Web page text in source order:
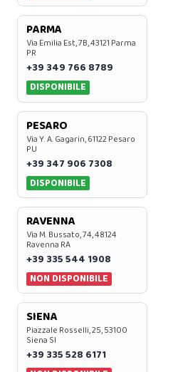
PARMA
Via Emilia Est, 7B, 43121 Parma
PR
+39 349 766 8789
DISPONIBILE
PESARO
Via Y. A. Gagarin, 61122 Pesaro
PU
+39 347 906 7308
DISPONIBILE
RAVENNA
Via M. Bussato, 74, 48124
Ravenna RA
+39 335 544 1908
NON DISPONIBILE
SIENA
Piazzale Rosselli, 25, 53100
Siena SI
+39 335 528 6171